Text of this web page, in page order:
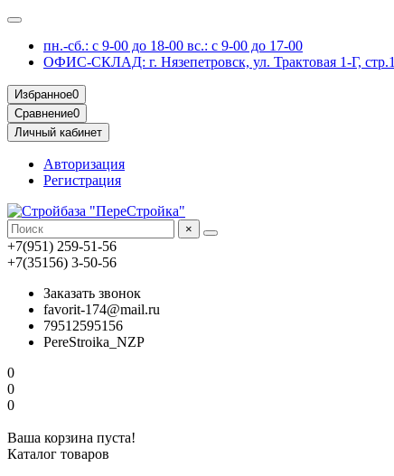
пн.-сб.: с 9-00 до 18-00 вс.: с 9-00 до 17-00
ОФИС-СКЛАД: г. Нязепетровск, ул. Трактовая 1-Г, стр.1
Избранное0
Сравнение0
Личный кабинет
Авторизация
Регистрация
×
+7(951) 259-51-56
+7(35156) 3-50-56
Заказать звонок
favorit-174@mail.ru
79512595156
PereStroika_NZP
0
0
0
Ваша корзина пуста!
Каталог товаров